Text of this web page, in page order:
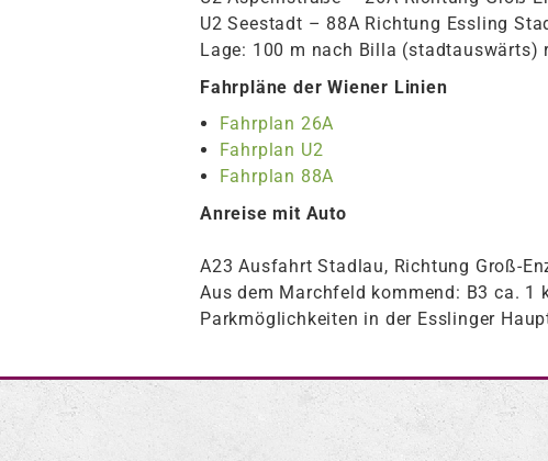
U2 Seestadt – 88A Richtung Essling
Lage: 100 m nach Billa (stadtauswärts)
Fahrpläne der Wiener Linien
Fahrplan 26A
Fahrplan U2
Fahrplan 88A
Anreise mit Auto
A23 Ausfahrt Stadlau, Richtung Groß-
Aus dem Marchfeld kommend: B3 ca. 1
Parkmöglichkeiten in der Esslinger